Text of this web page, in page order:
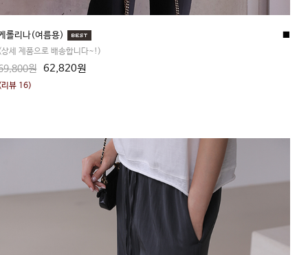
롤리나(여름용)
세 제품으로 배송합니다~!)
원 62,820원
뷰 16)